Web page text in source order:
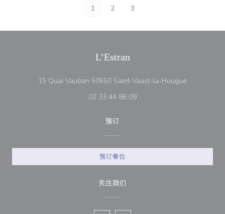
1 2 3
L’Estran
15 Quai Vauban 50550 Saint-Vaast-la-Hougue
02 33 44 86 09
预订
预订餐位
关注我们